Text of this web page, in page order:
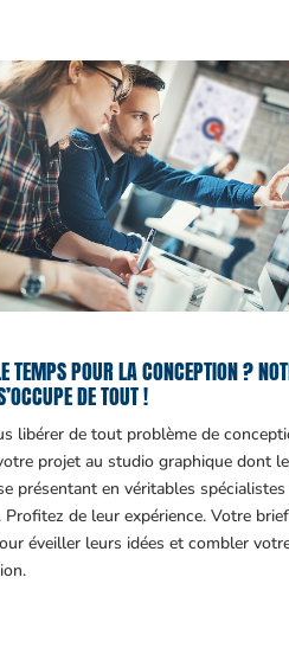
TEMPS POUR LA CONCEPTION ?
DE TOUT !
libérer de tout problème de
projet au studio graphique dont
présentant en véritables spécialistes
Profitez de leur expérience. Votre brief
éveiller leurs idées et combler